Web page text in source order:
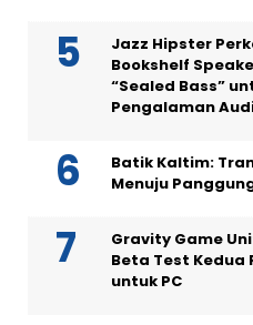
Jazz Hipster
Bookshelf
“Sealed Bass”
Pengalaman
Batik Kaltim:
Menuju
Gravity Game
Beta Test Kedua
untuk PC